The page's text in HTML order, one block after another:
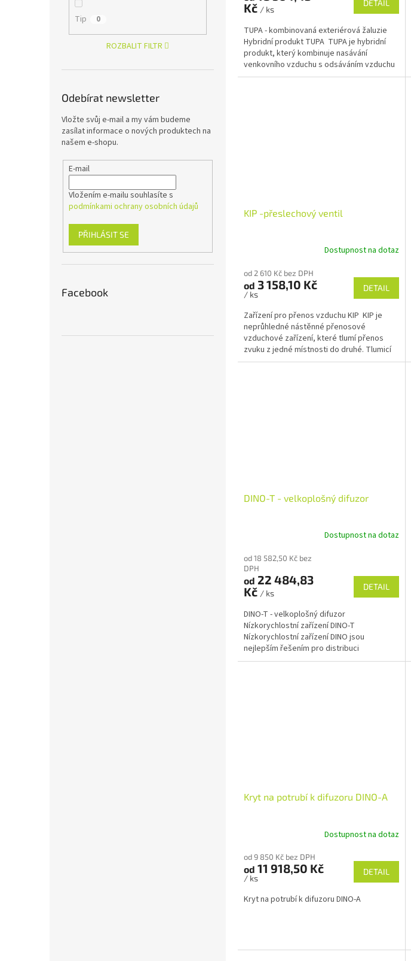
Tip 0
ROZBALIT FILTR
Odebírat newsletter
Vložte svůj e-mail a my vám budeme
zasílat informace o nových produktech na
našem e-shopu.
E-mail
Vložením e-mailu souhlasíte s
podmínkami ochrany osobních údajů
PŘIHLÁSIT SE
Facebook
Kč / ks
DETAIL
TUPA - kombinovaná exteriérová žaluzie
Hybridní produkt TUPA TUPA je hybridní
produkt, který kombinuje nasávání
venkovního vzduchu s odsáváním vzduchu
v jednom stylovém...
KIP -přeslechový ventil
Dostupnost na dotaz
od 2 610 Kč bez DPH
od 3 158,10 Kč
/ ks
DETAIL
Zařízení pro přenos vzduchu KIP KIP je
neprůhledné nástěnné přenosové
vzduchové zařízení, které tlumí přenos
zvuku z jedné místnosti do druhé. Tlumicí
materiál...
DINO-T - velkoplošný difuzor
Dostupnost na dotaz
od 18 582,50 Kč bez
DPH
od 22 484,83
Kč / ks
DETAIL
DINO-T - velkoplošný difuzor
Nízkorychlostní zařízení DINO-T
Nízkorychlostní zařízení DINO jsou
nejlepším řešením pro distribuci
výtlačného vzduchu. Produkty této řady...
Kryt na potrubí k difuzoru DINO-A
Dostupnost na dotaz
od 9 850 Kč bez DPH
od 11 918,50 Kč
/ ks
DETAIL
Kryt na potrubí k difuzoru DINO-A